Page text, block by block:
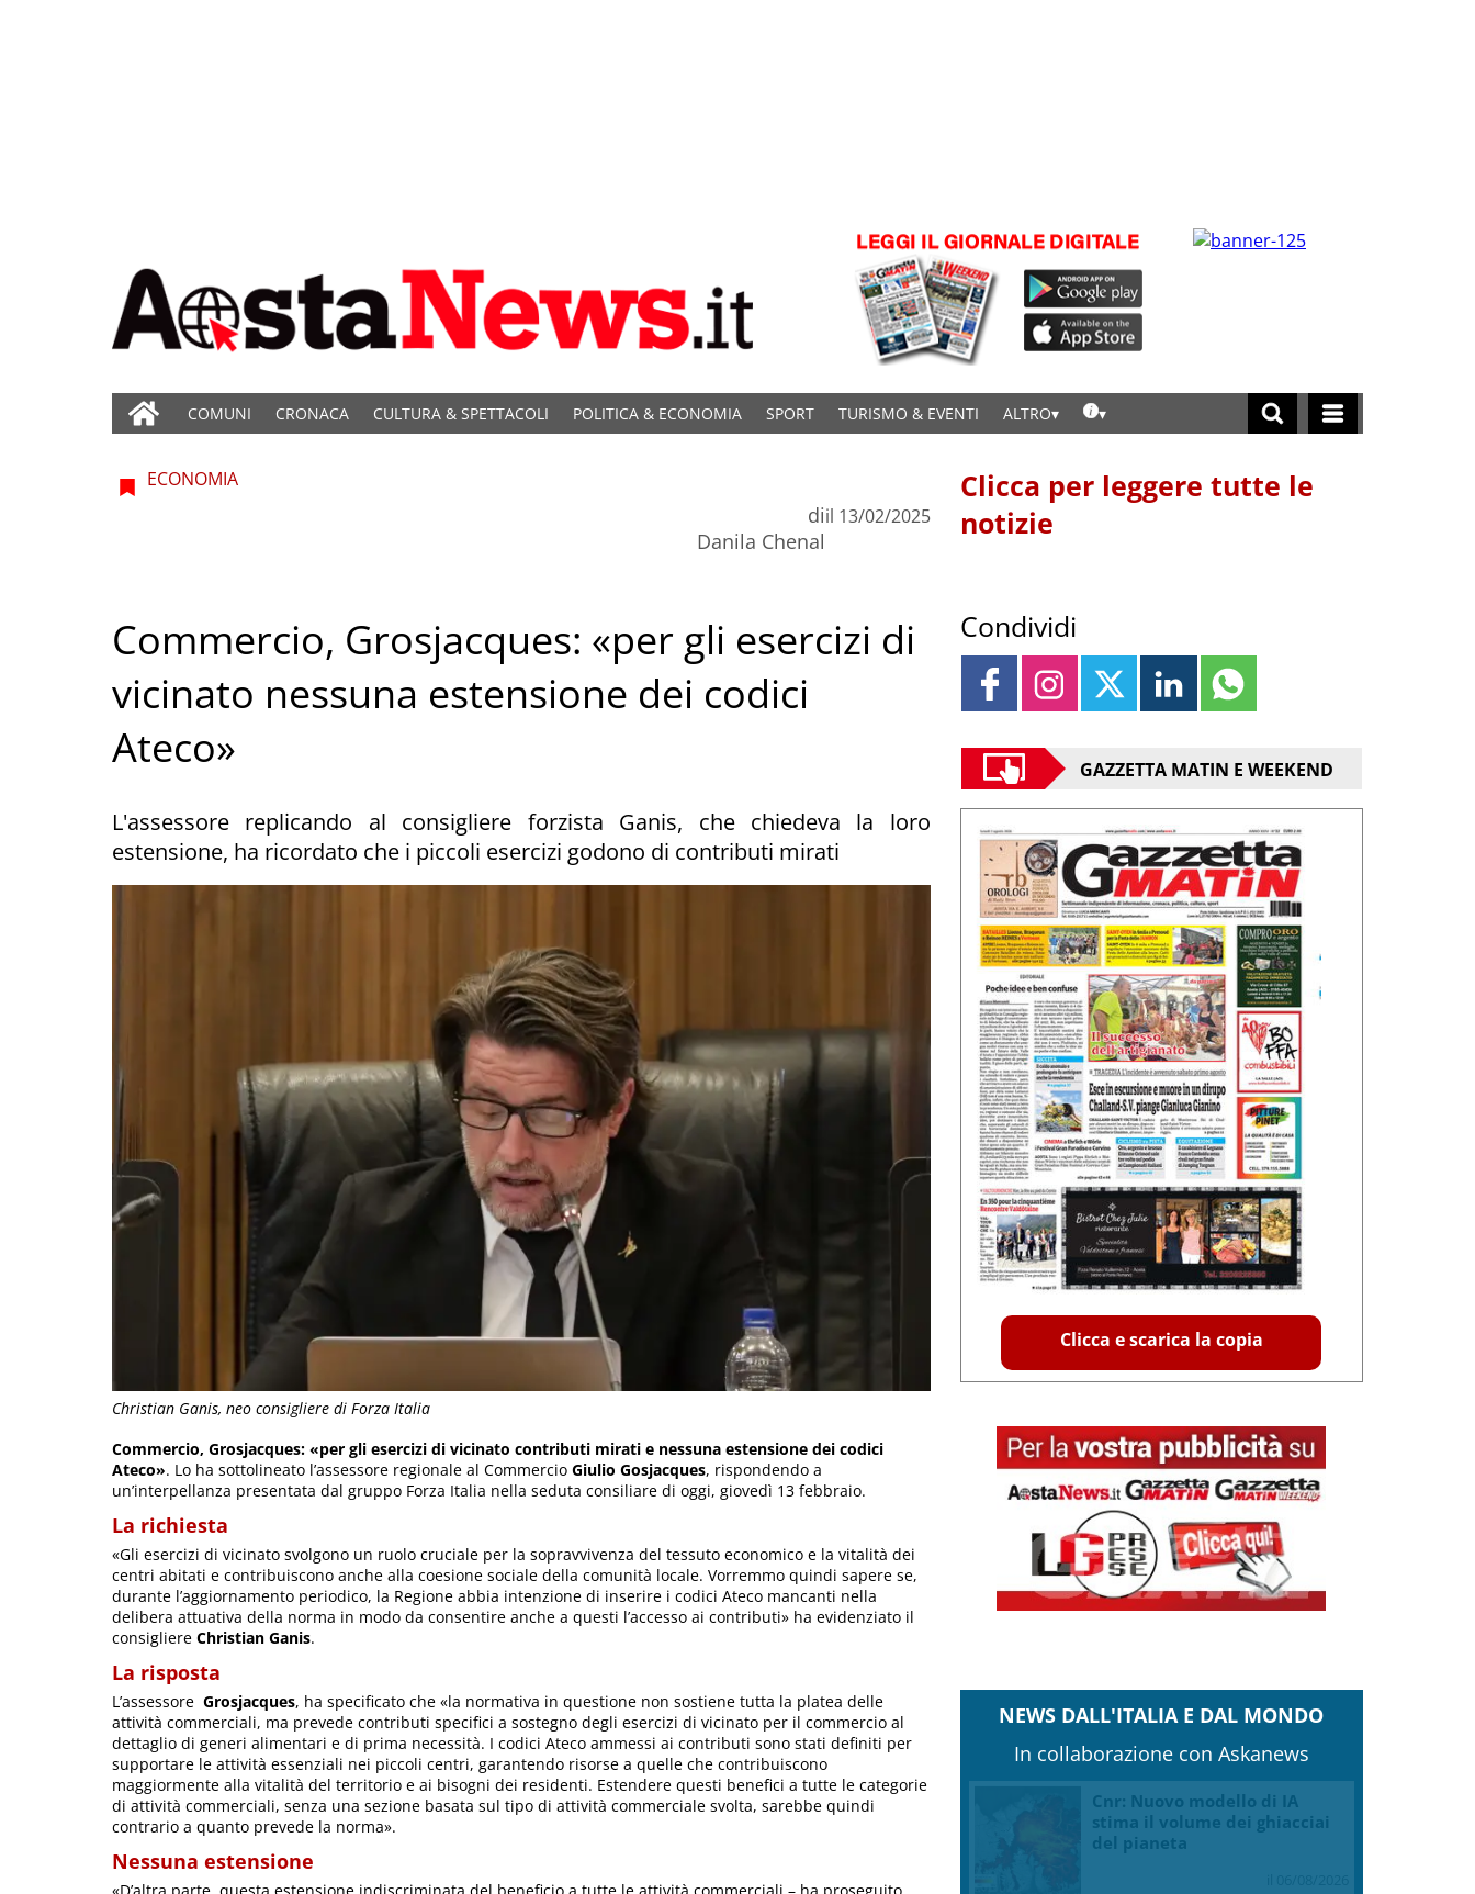
COMUNI CRONACA CULTURA & SPETTACOLI POLITICA & ECONOMIA SPORT TURISMO & EVENTI ALTRO
Christian Ganis, neo consigliere di Forza Italia
ECONOMIA
di
Danila Chenal
il 13/02/2025
Commercio, Grosjacques: «per gli esercizi di
vicinato nessuna estensione dei codici
Ateco»
L'assessore replicando al consigliere forzista Ganis, che chiedeva la loro
estensione, ha ricordato che i piccoli esercizi godono di contributi mirati
Commercio, Grosjacques: «per gli esercizi di vicinato contributi mirati e nessuna estensione dei codici
Ateco». Lo ha sottolineato l’assessore regionale al Commercio Giulio Gosjacques, rispondendo a
un’interpellanza presentata dal gruppo Forza Italia nella seduta consiliare di oggi, giovedì 13 febbraio.
La richiesta
«Gli esercizi di vicinato svolgono un ruolo cruciale per la sopravvivenza del tessuto economico e la vitalità dei
centri abitati e contribuiscono anche alla coesione sociale della comunità locale. Vorremmo quindi sapere se,
durante l’aggiornamento periodico, la Regione abbia intenzione di inserire i codici Ateco mancanti nella
delibera attuativa della norma in modo da consentire anche a questi l’accesso ai contributi» ha evidenziato il
consigliere Christian Ganis.
La risposta
L’assessore Grosjacques, ha specificato che «la normativa in questione non sostiene tutta la platea delle
attività commerciali, ma prevede contributi specifici a sostegno degli esercizi di vicinato per il commercio al
dettaglio di generi alimentari e di prima necessità. I codici Ateco ammessi ai contributi sono stati definiti per
supportare le attività essenziali nei piccoli centri, garantendo risorse a quelle che contribuiscono
maggiormente alla vitalità del territorio e ai bisogni dei residenti. Estendere questi benefici a tutte le categorie
di attività commerciali, senza una sezione basata sul tipo di attività commerciale svolta, sarebbe quindi
contrario a quanto prevede la norma».
Nessuna estensione
Clicca per leggere tutte le
notizie
Condividi
GAZZETTA MATIN E WEEKEND
Clicca e scarica la copia
NEWS DALL'ITALIA E DAL MONDO
In collaborazione con Askanews
Cnr: Nuovo modello di IA
stima il volume dei ghiacciai
del pianeta